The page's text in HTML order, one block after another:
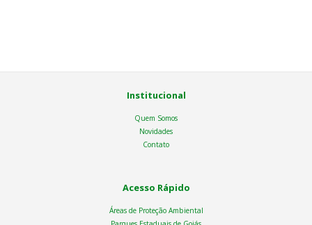
Institucional
Quem Somos
Novidades
Contato
Acesso Rápido
Áreas de Proteção Ambiental